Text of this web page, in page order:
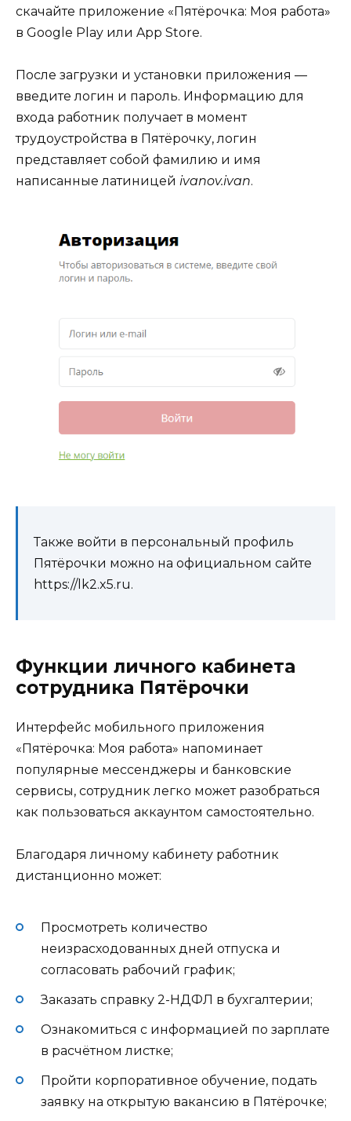
скачайте приложение «Пятёрочка: Моя работа»
в Google Play или App Store.
После загрузки и установки приложения —
введите логин и пароль. Информацию для
входа работник получает в момент
трудоустройства в Пятёрочку, логин
представляет собой фамилию и имя
написанные латиницей ivanov.ivan.
Также войти в персональный профиль
Пятёрочки можно на официальном сайте
https://lk2.x5.ru.
Функции личного кабинета
сотрудника Пятёрочки
Интерфейс мобильного приложения
«Пятёрочка: Моя работа» напоминает
популярные мессенджеры и банковские
сервисы, сотрудник легко может разобраться
как пользоваться аккаунтом самостоятельно.
Благодаря личному кабинету работник
дистанционно может:
Просмотреть количество
неизрасходованных дней отпуска и
согласовать рабочий график;
Заказать справку 2-НДФЛ в бухгалтерии;
Ознакомиться с информацией по зарплате
в расчётном листке;
Пройти корпоративное обучение, подать
заявку на открытую вакансию в Пятёрочке;